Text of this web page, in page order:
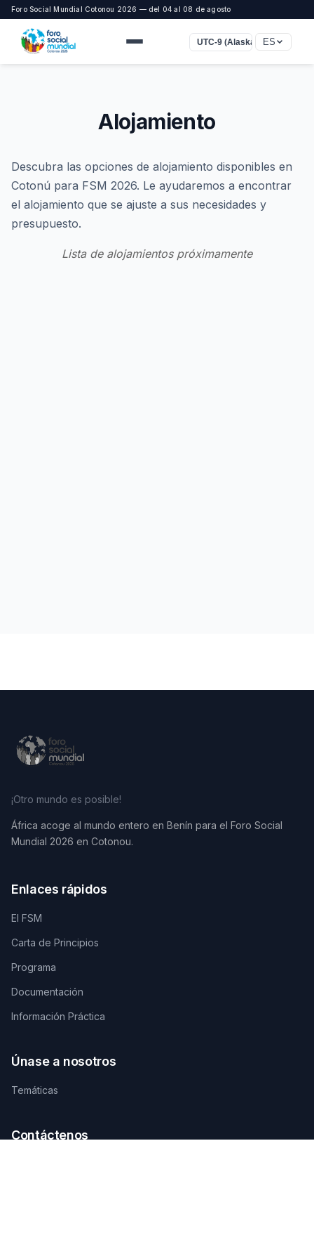
Foro Social Mundial Cotonou 2026 — del 04 al 08 de agosto
UTC-9 (Alaska) ES
Alojamiento
Descubra las opciones de alojamiento disponibles en
Cotonú para FSM 2026. Le ayudaremos a encontrar
el alojamiento que se ajuste a sus necesidades y
presupuesto.
Lista de alojamientos próximamente
¡Otro mundo es posible!
África acoge al mundo entero en Benín para el Foro Social
Mundial 2026 en Cotonou.
Enlaces rápidos
El FSM
Carta de Principios
Programa
Documentación
Información Práctica
Únase a nosotros
Temáticas
Contáctenos